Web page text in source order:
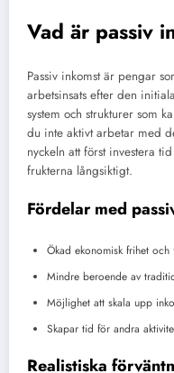
Vad är passiv
Passiv inkomst är pengar
arbetsinsats efter den
system och strukturer som
du inte aktivt arbetar med
nyckeln att först investera
frukterna långsiktigt.
Fördelar med
Ökad ekonomisk frihet
Mindre beroende av
Möjlighet att skala upp
Skapar tid för andra
Realistiska